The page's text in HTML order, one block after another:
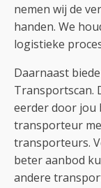
nemen wij de
handen. We
logistieke
Daarnaast
Transportscan.
eerder door jou
transporteur
transporteurs.
beter aanbod
andere